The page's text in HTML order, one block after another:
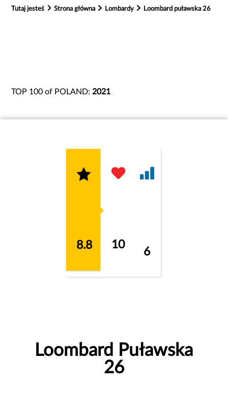
Tutaj jesteś Strona główna Lombardy Loombard puławska 26
TOP 100 of POLAND: 2021
8.8 10
6
Loombard Puławska
26